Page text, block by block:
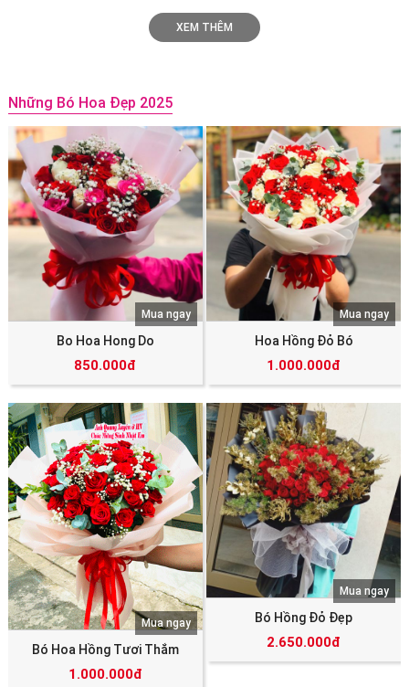
XEM THÊM
Những Bó Hoa Đẹp 2025
Bo Hoa Hong Do
850.000đ
Mua ngay
Hoa Hồng Đỏ Bó
1.000.000đ
Mua ngay
Bó Hoa Hồng Tươi Thắm
1.000.000đ
Mua ngay Bó Hồng Đỏ Đẹp
2.650.000đ
Mua ngay